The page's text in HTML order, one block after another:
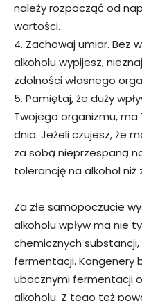
należy rozpocząć od
wartości.
4. Zachowaj umiar. Bez
alkoholu wypijesz,
zdolności własnego
5. Pamiętaj, że duży
Twojego organizmu,
dnia. Jeżeli czujesz, że
za sobą nieprzespaną
tolerancję na alkohol niż
Za złe samopoczucie
alkoholu wpływ ma nie
chemicznych
fermentacji. Kongenery
ubocznymi fermentacji
alkoholu. Z tego też